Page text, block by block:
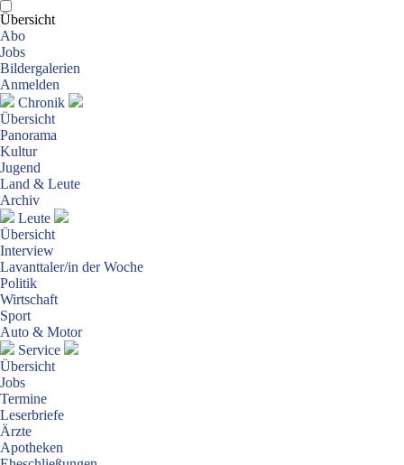
Übersicht
Abo
Jobs
Bildergalerien
Anmelden
Chronik
Übersicht
Panorama
Kultur
Jugend
Land & Leute
Archiv
Leute
Übersicht
Interview
Lavanttaler/in der Woche
Politik
Wirtschaft
Sport
Auto & Motor
Service
Übersicht
Jobs
Termine
Leserbriefe
Ärzte
Apotheken